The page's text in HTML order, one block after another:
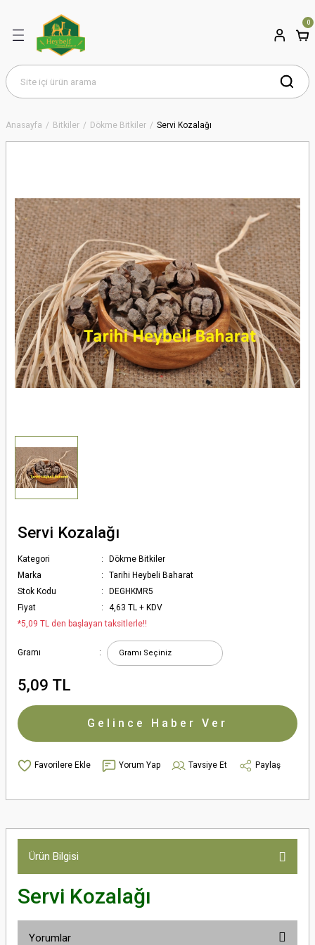
0
Anasayfa Bitkiler Dökme Bitkiler Servi Kozalağı
Servi Kozalağı
Kategori
Dökme Bitkiler
Marka
Tarihi Heybeli Baharat
Stok Kodu
DEGHKMR5
Fiyat
4,63 TL + KDV
*5,09 TL den başlayan taksitlerle!!
Gramı
5,09 TL
Gelince Haber Ver
Yorum Yap Tavsiye Et Paylaş
Ürün Bilgisi
Servi Kozalağı
Yorumlar